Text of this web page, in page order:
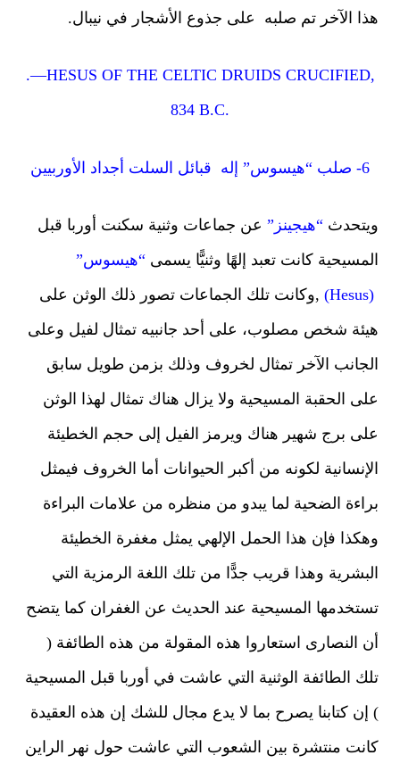
الآخر تم صلبه على جذوع الأشجار في نيبال.
.—HESUS OF THE CELTIC DRUIDS
834 B.C.
“هيجينز”عن جماعات وثنية سكنت أوربا قبل
كانت تعبد إلهًا وثنيًّا يسمى“هيسوس”
,وكانت تلك الجماعات تصور ذلك الوثن على
شخص مصلوب، على أحد جانبيه تمثال لفيل وعلى
الآخر تمثال لخروف وذلك بزمن طويل سابق
الحقبة المسيحية ولا يزال هناك تمثال لهذا الوثن
برج شهير هناك ويرمز الفيل إلى حجم الخطيئة
لكونه من أكبر الحيوانات أما الخروف فيمثل
الضحية لما يبدو من منظره من علامات البراءة
فإن هذا الحمل الإلهي يمثل مغفرة الخطيئة
وهذا قريب جدًّا من تلك اللغة الرمزية التي
المسيحية عند الحديث عن الغفران كما يتضح
النصارى استعاروا هذه المقولة من هذه الطائفة (
الطائفة الوثنية التي عاشت في أوربا قبل المسيحية
كتابنا يصرح بما لا يدع مجال للشك إن هذه العقيدة
منتشرة بين الشعوب التي عاشت حول نهر الراين